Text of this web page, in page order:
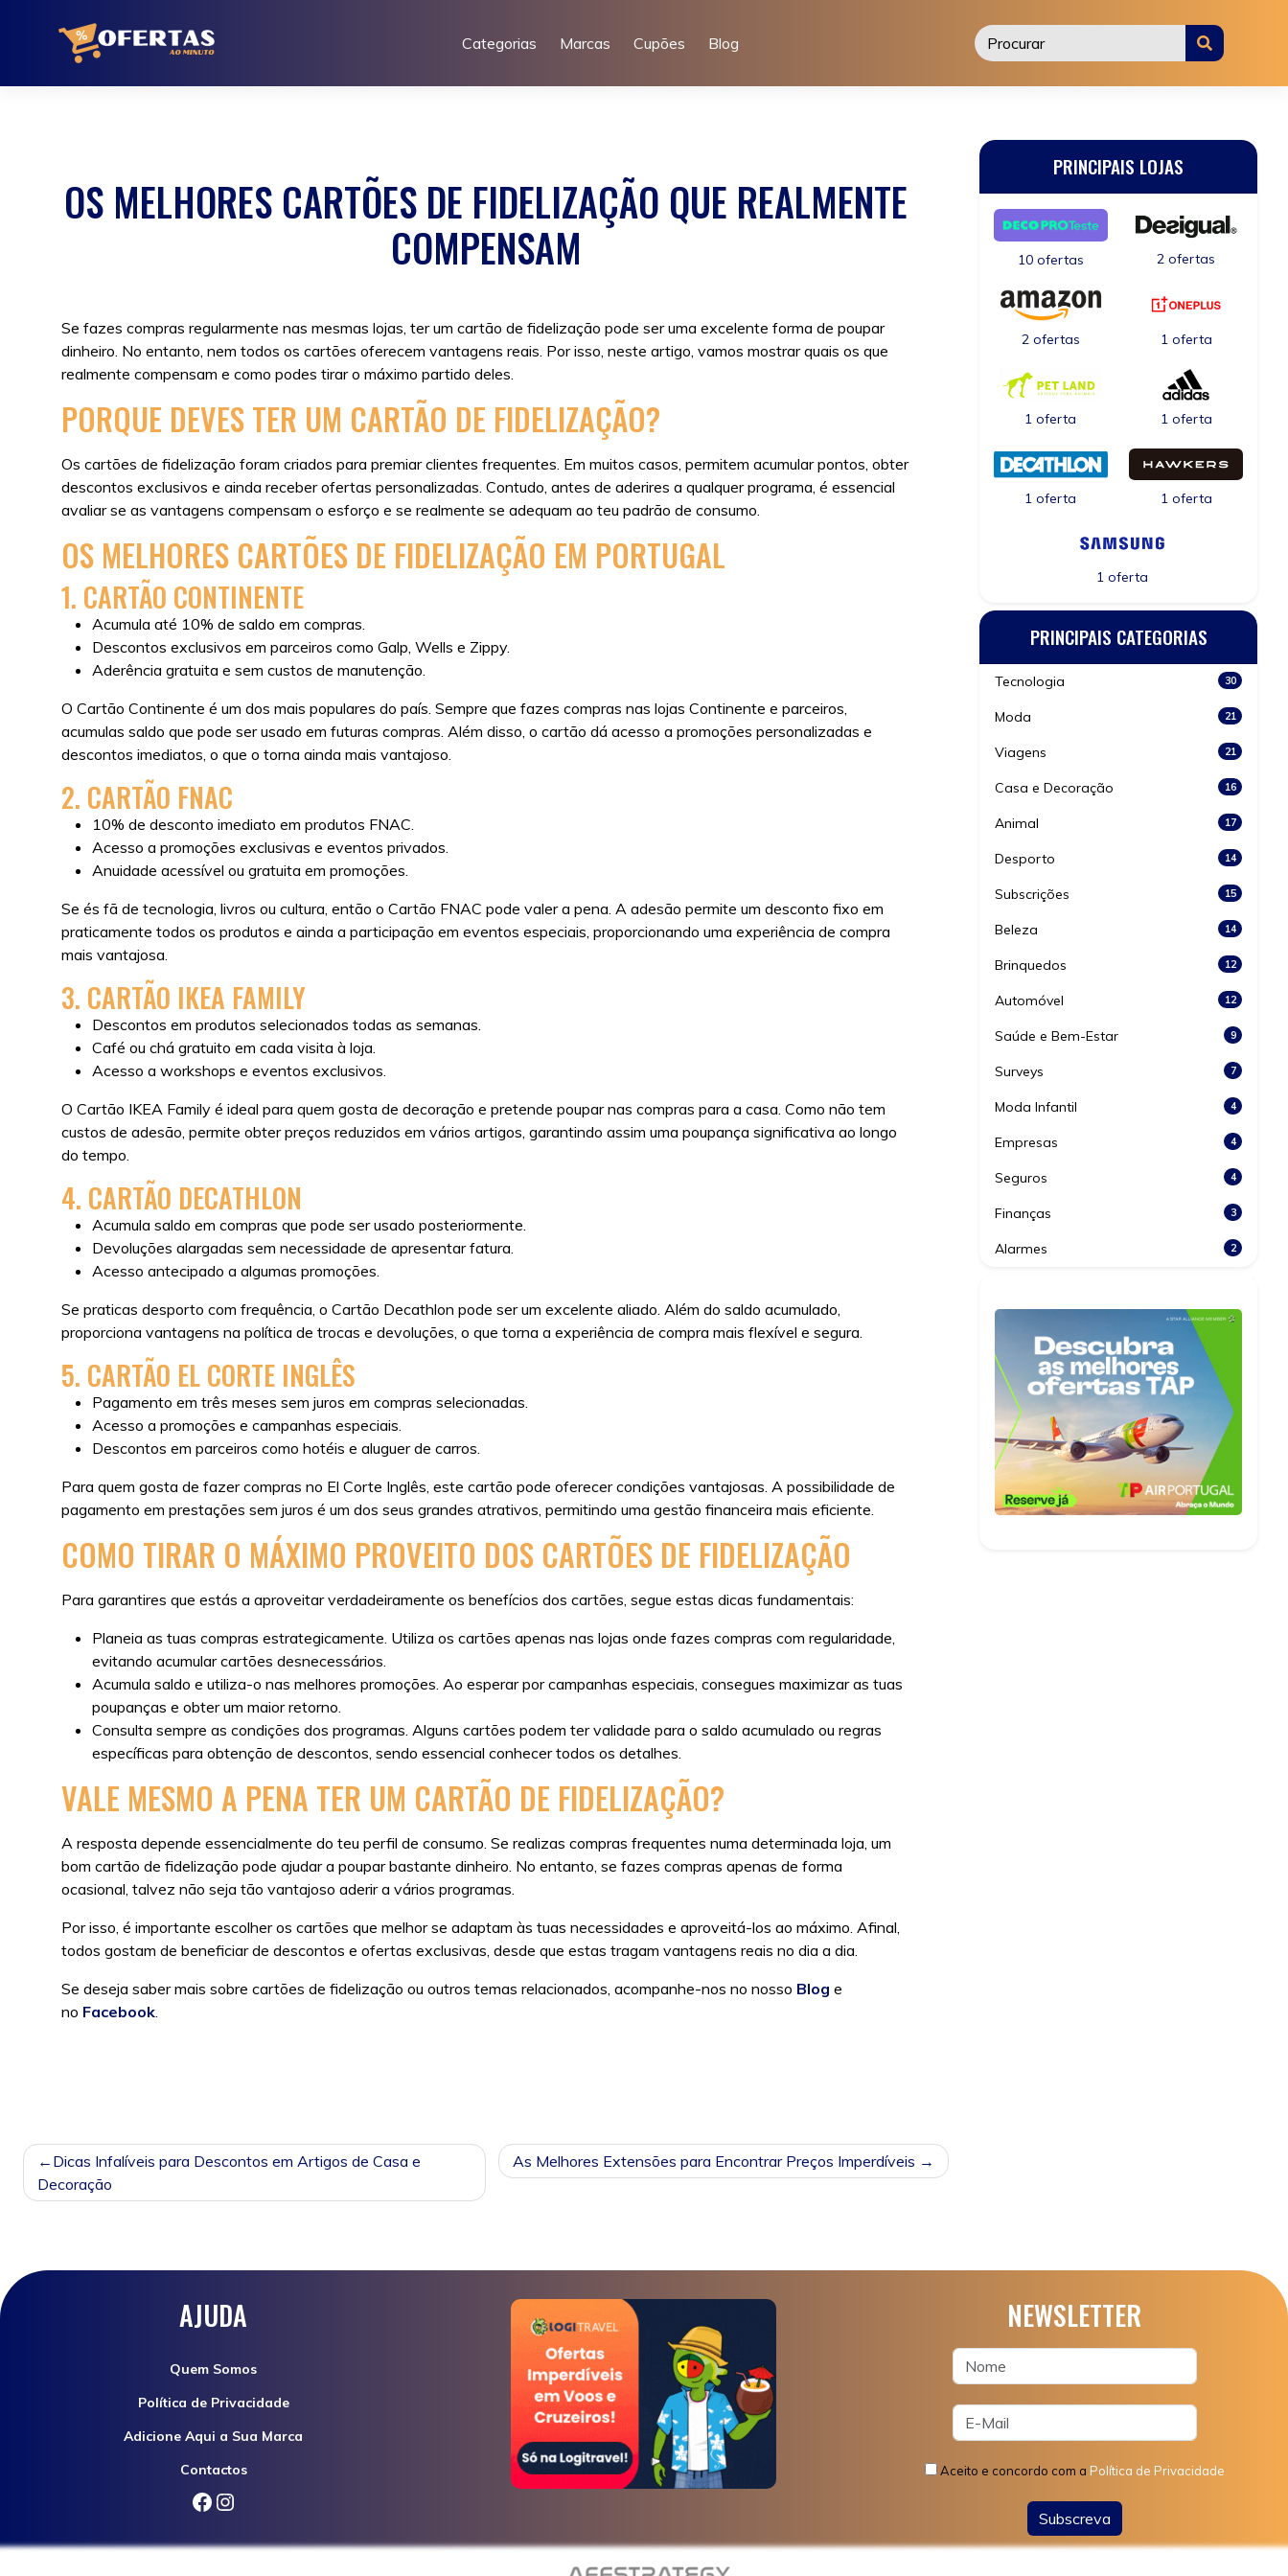
Categorias Marcas Cupões Blog
OS MELHORES CARTÕES DE FIDELIZAÇÃO QUE REALMENTE
COMPENSAM
Se fazes compras regularmente nas mesmas lojas, ter um cartão de fidelização pode ser uma excelente forma de poupar
dinheiro. No entanto, nem todos os cartões oferecem vantagens reais. Por isso, neste artigo, vamos mostrar quais os que
realmente compensam e como podes tirar o máximo partido deles.
PORQUE DEVES TER UM CARTÃO DE FIDELIZAÇÃO?
Os cartões de fidelização foram criados para premiar clientes frequentes. Em muitos casos, permitem acumular pontos, obter
descontos exclusivos e ainda receber ofertas personalizadas. Contudo, antes de aderires a qualquer programa, é essencial
avaliar se as vantagens compensam o esforço e se realmente se adequam ao teu padrão de consumo.
OS MELHORES CARTÕES DE FIDELIZAÇÃO EM PORTUGAL
1. CARTÃO CONTINENTE
Acumula até 10% de saldo em compras.
Descontos exclusivos em parceiros como Galp, Wells e Zippy.
Aderência gratuita e sem custos de manutenção.
O Cartão Continente é um dos mais populares do país. Sempre que fazes compras nas lojas Continente e parceiros,
acumulas saldo que pode ser usado em futuras compras. Além disso, o cartão dá acesso a promoções personalizadas e
descontos imediatos, o que o torna ainda mais vantajoso.
2. CARTÃO FNAC
10% de desconto imediato em produtos FNAC.
Acesso a promoções exclusivas e eventos privados.
Anuidade acessível ou gratuita em promoções.
Se és fã de tecnologia, livros ou cultura, então o Cartão FNAC pode valer a pena. A adesão permite um desconto fixo em
praticamente todos os produtos e ainda a participação em eventos especiais, proporcionando uma experiência de compra
mais vantajosa.
3. CARTÃO IKEA FAMILY
Descontos em produtos selecionados todas as semanas.
Café ou chá gratuito em cada visita à loja.
Acesso a workshops e eventos exclusivos.
O Cartão IKEA Family é ideal para quem gosta de decoração e pretende poupar nas compras para a casa. Como não tem
custos de adesão, permite obter preços reduzidos em vários artigos, garantindo assim uma poupança significativa ao longo
do tempo.
4. CARTÃO DECATHLON
Acumula saldo em compras que pode ser usado posteriormente.
Devoluções alargadas sem necessidade de apresentar fatura.
Acesso antecipado a algumas promoções.
Se praticas desporto com frequência, o Cartão Decathlon pode ser um excelente aliado. Além do saldo acumulado,
proporciona vantagens na política de trocas e devoluções, o que torna a experiência de compra mais flexível e segura.
5. CARTÃO EL CORTE INGLÊS
Pagamento em três meses sem juros em compras selecionadas.
Acesso a promoções e campanhas especiais.
Descontos em parceiros como hotéis e aluguer de carros.
Para quem gosta de fazer compras no El Corte Inglês, este cartão pode oferecer condições vantajosas. A possibilidade de
pagamento em prestações sem juros é um dos seus grandes atrativos, permitindo uma gestão financeira mais eficiente.
COMO TIRAR O MÁXIMO PROVEITO DOS CARTÕES DE FIDELIZAÇÃO
Para garantires que estás a aproveitar verdadeiramente os benefícios dos cartões, segue estas dicas fundamentais:
Planeia as tuas compras estrategicamente. Utiliza os cartões apenas nas lojas onde fazes compras com regularidade,
evitando acumular cartões desnecessários.
Acumula saldo e utiliza-o nas melhores promoções. Ao esperar por campanhas especiais, consegues maximizar as tuas
poupanças e obter um maior retorno.
Consulta sempre as condições dos programas. Alguns cartões podem ter validade para o saldo acumulado ou regras
específicas para obtenção de descontos, sendo essencial conhecer todos os detalhes.
VALE MESMO A PENA TER UM CARTÃO DE FIDELIZAÇÃO?
A resposta depende essencialmente do teu perfil de consumo. Se realizas compras frequentes numa determinada loja, um
bom cartão de fidelização pode ajudar a poupar bastante dinheiro. No entanto, se fazes compras apenas de forma
ocasional, talvez não seja tão vantajoso aderir a vários programas.
Por isso, é importante escolher os cartões que melhor se adaptam às tuas necessidades e aproveitá-los ao máximo. Afinal,
todos gostam de beneficiar de descontos e ofertas exclusivas, desde que estas tragam vantagens reais no dia a dia.
Se deseja saber mais sobre cartões de fidelização ou outros temas relacionados, acompanhe-nos no nosso Blog e
no Facebook.
NAVEGAÇÃO
DE
Dicas Infalíveis para Descontos em Artigos de Casa e
Decoração
As Melhores Extensões para Encontrar Preços Imperdíveis
PRINCIPAIS LOJAS
10 ofertas 2 ofertas
2 ofertas 1 oferta
1 oferta 1 oferta
1 oferta 1 oferta
1 oferta
PRINCIPAIS CATEGORIAS
Tecnologia 30
Moda 21
Viagens 21
Casa e Decoração 16
Animal 17
Desporto 14
Subscrições 15
Beleza 14
Brinquedos 12
Automóvel 12
Saúde e Bem-Estar 9
Surveys 7
Moda Infantil 4
Empresas 4
Seguros 4
Finanças 3
Alarmes 2
AJUDA
Quem Somos
Política de Privacidade
Adicione Aqui a Sua Marca
Contactos
Facebook
Instagram
NEWSLETTER
Aceito e concordo com a Política de Privacidade
Subscreva
PRONTO PARA POUPAR?
SUBSCREVA A NOSSA NEWSLETTER
Li, Aceito e Concordo com a Política
Subscrever